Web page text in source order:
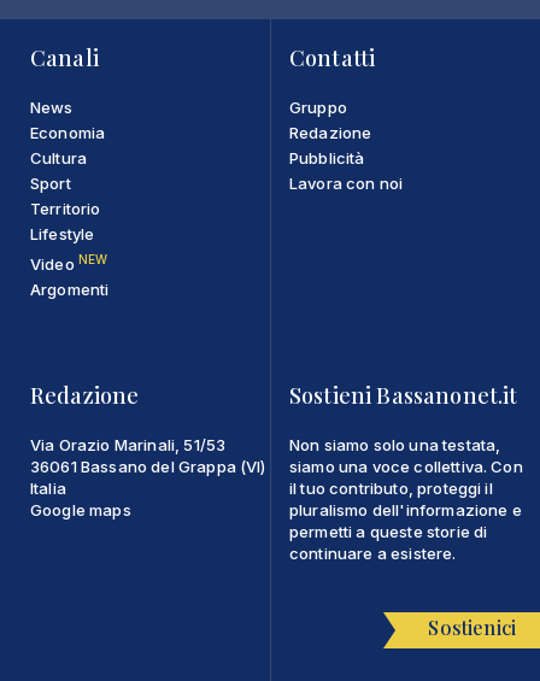
Canali
News
Economia
Cultura
Sport
Territorio
Lifestyle
Video NEW
Argomenti
Contatti
Gruppo
Redazione
Pubblicità
Lavora con noi
Redazione
Via Orazio Marinali, 51/53
36061 Bassano del Grappa (VI)
Italia
Google maps
Sostieni Bassanonet.it
Non siamo solo una testata,
siamo una voce collettiva. Con
il tuo contributo, proteggi il
pluralismo dell'informazione e
permetti a queste storie di
continuare a esistere.
Sostienici